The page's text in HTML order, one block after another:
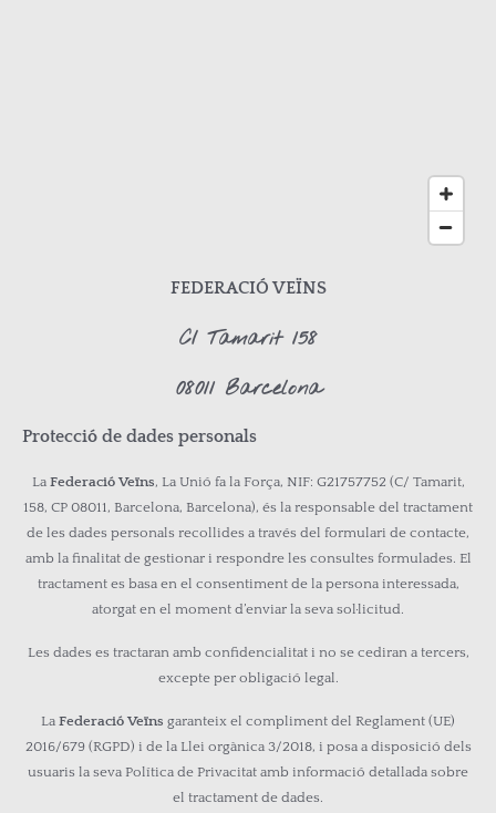
FEDERACIÓ VEÏNS
C/ Tamarit 158
08011 Barcelona
Protecció de dades personals
LaFederació Veïns, La Unió fa la Força, NIF: G21757752 (C/ Tamarit,
158, CP 08011, Barcelona, Barcelona), és la responsable del tractament
de les dades personals recollides a través del formulari de contacte,
amb la finalitat de gestionar i respondre les consultes formulades. El
tractament es basa en el consentiment de la persona interessada,
atorgat en el moment d’enviar la seva sol·licitud.
Les dades es tractaran amb confidencialitat i no se cediran a tercers,
excepte per obligació legal.
La Federació Veïns garanteix el compliment del Reglament (UE)
2016/679 (RGPD) i de la Llei orgànica 3/2018, i posa a disposició dels
usuaris la seva Política de Privacitat amb informació detallada sobre
el tractament de dades.